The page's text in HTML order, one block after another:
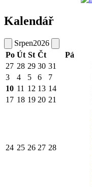
Kalendář
Srpen2026
Po Út St Čt Pá
27 28 29 30 31
3
4 5 6 7
10 11 12 13 14
17 18 19 20 21
24 25 26 27 28